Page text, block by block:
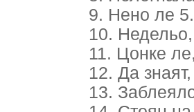
9. Нено ле
10.
11. Цонке
12. Да
13.